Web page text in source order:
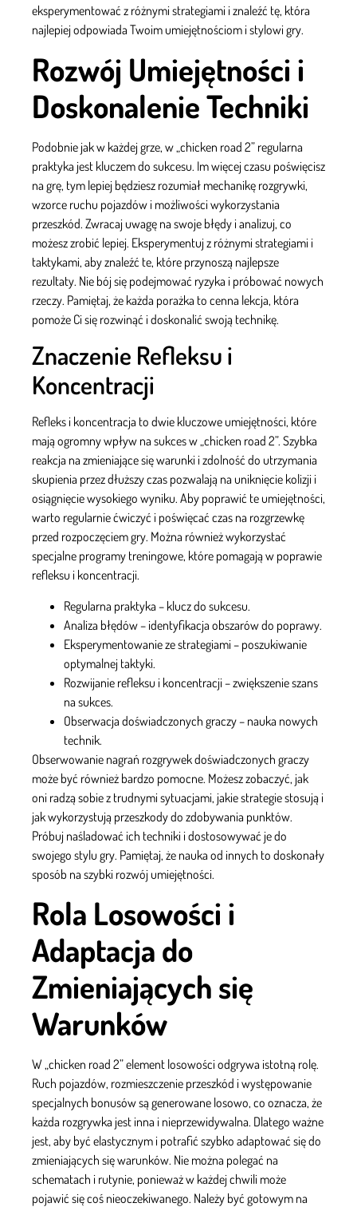
eksperymentować z różnymi strategiami i znaleźć tę, która
najlepiej odpowiada Twoim umiejętnościom i stylowi gry.
Rozwój Umiejętności i
Doskonalenie Techniki
Podobnie jak w każdej grze, w „chicken road 2” regularna
praktyka jest kluczem do sukcesu. Im więcej czasu poświęcisz
na grę, tym lepiej będziesz rozumiał mechanikę rozgrywki,
wzorce ruchu pojazdów i możliwości wykorzystania
przeszkód. Zwracaj uwagę na swoje błędy i analizuj, co
możesz zrobić lepiej. Eksperymentuj z różnymi strategiami i
taktykami, aby znaleźć te, które przynoszą najlepsze
rezultaty. Nie bój się podejmować ryzyka i próbować nowych
rzeczy. Pamiętaj, że każda porażka to cenna lekcja, która
pomoże Ci się rozwinąć i doskonalić swoją technikę.
Znaczenie Refleksu i
Koncentracji
Refleks i koncentracja to dwie kluczowe umiejętności, które
mają ogromny wpływ na sukces w „chicken road 2”. Szybka
reakcja na zmieniające się warunki i zdolność do utrzymania
skupienia przez dłuższy czas pozwalają na uniknięcie kolizji i
osiągnięcie wysokiego wyniku. Aby poprawić te umiejętności,
warto regularnie ćwiczyć i poświęcać czas na rozgrzewkę
przed rozpoczęciem gry. Można również wykorzystać
specjalne programy treningowe, które pomagają w poprawie
refleksu i koncentracji.
Regularna praktyka – klucz do sukcesu.
Analiza błędów – identyfikacja obszarów do poprawy.
Eksperymentowanie ze strategiami – poszukiwanie
optymalnej taktyki.
Rozwijanie refleksu i koncentracji – zwiększenie szans
na sukces.
Obserwacja doświadczonych graczy – nauka nowych
technik.
Obserwowanie nagrań rozgrywek doświadczonych graczy
może być również bardzo pomocne. Możesz zobaczyć, jak
oni radzą sobie z trudnymi sytuacjami, jakie strategie stosują i
jak wykorzystują przeszkody do zdobywania punktów.
Próbuj naśladować ich techniki i dostosowywać je do
swojego stylu gry. Pamiętaj, że nauka od innych to doskonały
sposób na szybki rozwój umiejętności.
Rola Losowości i
Adaptacja do
Zmieniających się
Warunków
W „chicken road 2” element losowości odgrywa istotną rolę.
Ruch pojazdów, rozmieszczenie przeszkód i występowanie
specjalnych bonusów są generowane losowo, co oznacza, że
każda rozgrywka jest inna i nieprzewidywalna. Dlatego ważne
jest, aby być elastycznym i potrafić szybko adaptować się do
zmieniających się warunków. Nie można polegać na
schematach i rutynie, ponieważ w każdej chwili może
pojawić się coś nieoczekiwanego. Należy być gotowym na